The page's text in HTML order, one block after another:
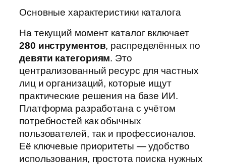
Основные характеристики каталога
На текущий момент каталог включает
280 инструментов, распределённых по
девяти категориям. Это
централизованный ресурс для частных
лиц и организаций, которые ищут
практические решения на базе ИИ.
Платформа разработана с учётом
потребностей как обычных
пользователей, так и профессионалов.
Её ключевые приоритеты — удобство
использования, простота поиска нужных